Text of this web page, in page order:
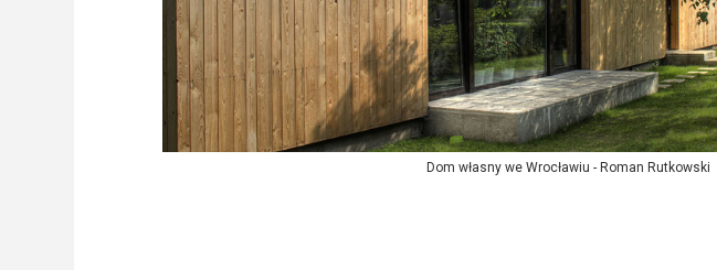
Dom własny we Wrocławiu - Roman Rutkowski